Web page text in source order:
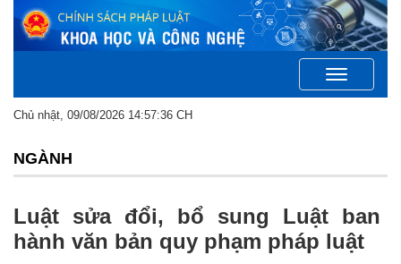
Toggle
navigation
Chủ nhật, 09/08/2026 14:57:36 CH
NGÀNH
Luật sửa đổi, bổ sung Luật ban
hành văn bản quy phạm pháp luật